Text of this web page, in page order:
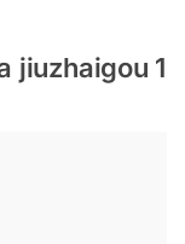
jiuzhaigou 1